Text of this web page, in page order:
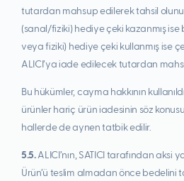
tutardan mahsup edilerek tahsil
(sanal/fiziki) hediye çeki kazanmış ise
veya fiziki) hediye çeki kullanmış ise
ALICI’ya iade edilecek tutardan
Bu hükümler, cayma hakkının
ürünler hariç ürün iadesinin söz
hallerde de aynen tatbik edilir.
5.5.ALICI’nın, SATICI tarafından aksi
Ürün’ü teslim almadan önce bedelini